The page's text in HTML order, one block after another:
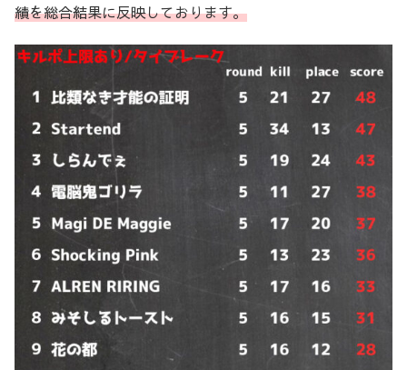
績を総合結果に反映しております。